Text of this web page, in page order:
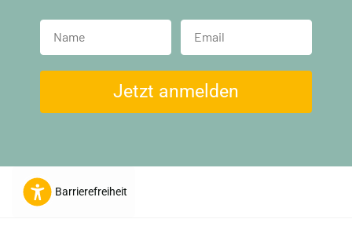
Name
Jetzt anmelden
Barrierefreiheit